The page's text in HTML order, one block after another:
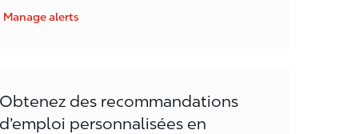
Manage alerts
Obtenez des recommandations
d’emploi personnalisées en